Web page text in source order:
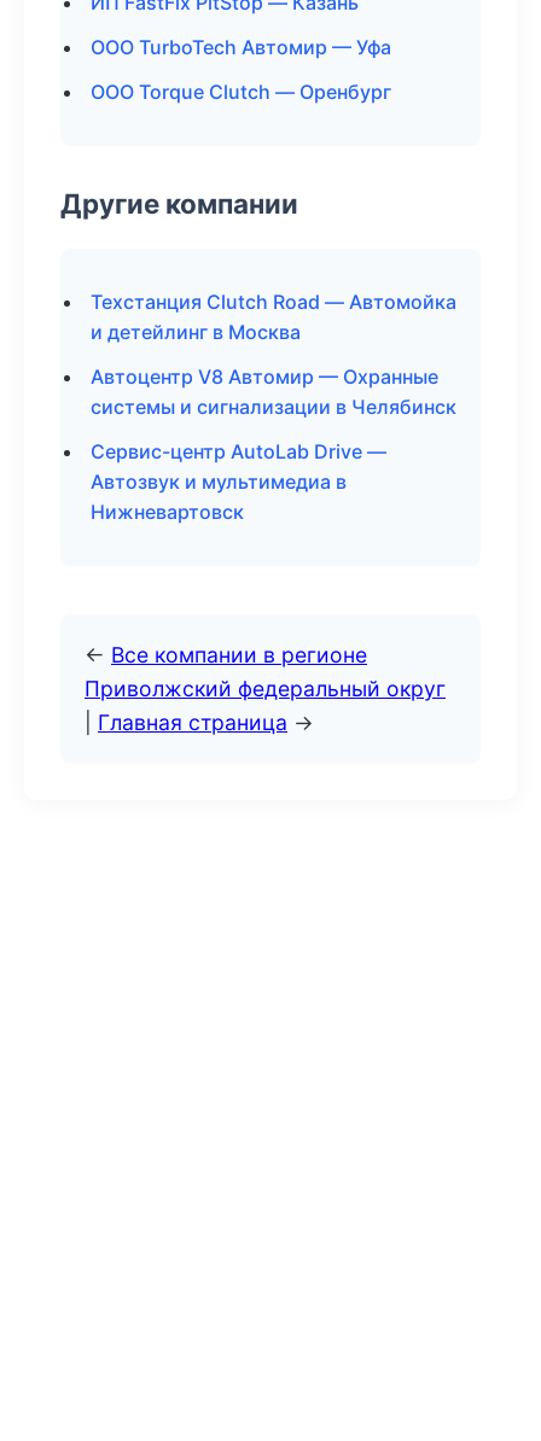
ООО TurboTech Автомир — Уфа
ООО Torque Clutch — Оренбург
Другие компании
Техстанция Clutch Road — Автомойка
и детейлинг в Москва
Автоцентр V8 Автомир — Охранные
системы и сигнализации в Челябинск
Сервис-центр AutoLab Drive —
Автозвук и мультимедиа в
Нижневартовск
← Все компании в регионе
Приволжский федеральный округ
Главная страница →